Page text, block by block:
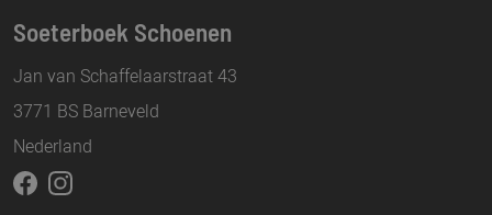
Soeterboek Schoenen
Jan van Schaffelaarstraat 43
3771 BS Barneveld
Nederland